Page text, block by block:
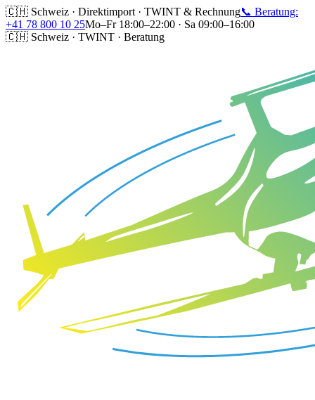
🇨🇭 Schweiz · Direktimport · TWINT & Rechnung📞 Beratung:
+41 78 800 10 25Mo–Fr 18:00–22:00 · Sa 09:00–16:00
🇨🇭 Schweiz · TWINT · Beratung